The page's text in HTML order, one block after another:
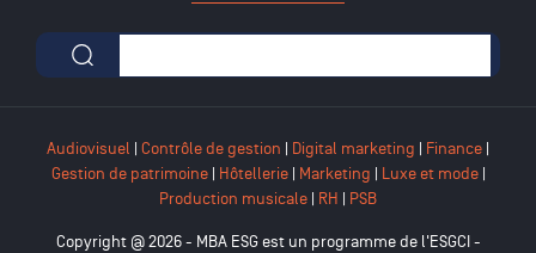
Formulaire de recherche
Audiovisuel | Contrôle de gestion | Digital marketing | Finance |
Gestion de patrimoine| Hôtellerie| Marketing | Luxe et mode|
Production musicale | RH | PSB
Copyright @ 2026 - MBA ESG est un programme de l'ESGCI -